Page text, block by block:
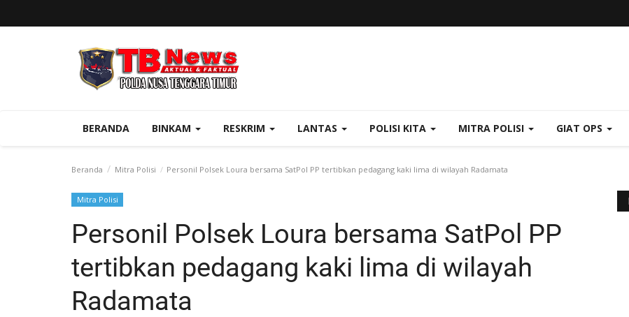
BERANDA BINKAM RESKRIM LANTAS POLISI KITA MITRA POLISI GIAT OPS
Beranda Mitra Polisi Personil Polsek Loura bersama SatPol PP tertibkan pedagang kaki lima di wilayah Radamata
Mitra Polisi
Personil Polsek Loura bersama SatPol PP
tertibkan pedagang kaki lima di wilayah
Radamata